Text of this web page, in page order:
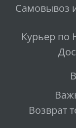
Самовывоз
Курьер по
Возврат